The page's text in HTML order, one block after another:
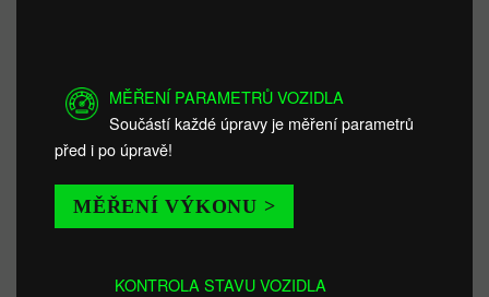
MĚŘENÍ PARAMETRŮ VOZIDLA
Součástí každé úpravy je měření parametrů
před i po úpravě!
MĚŘENÍ VÝKONU >
KONTROLA STAVU VOZIDLA